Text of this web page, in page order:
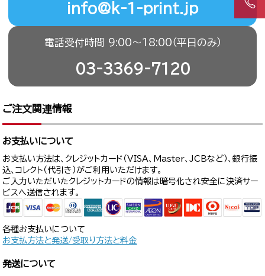
info@k-1-print.jp
電話受付時間 9:00〜18:00（平日のみ）
03-3369-7120
ご注文関連情報
お支払いについて
お支払い方法は、クレジットカード（VISA、Master、JCBなど）、銀行振
込、コレクト（代引き）がご利用いただけます。
ご入力いただいたクレジットカードの情報は暗号化され安全に決済サー
ビスへ送信されます。
各種お支払いについて
お支払方法と発送/受取り方法と料金
発送について